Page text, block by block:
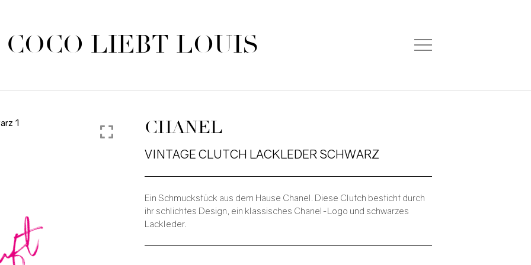
COCO LIEBT LOUIS
CHANEL
VINTAGE CLUTCH LACKLEDER SCHWARZ
Ein Schmuckstück aus dem Hause Chanel. Diese Clutch besticht durch
ihr schlichtes Design, ein klassisches Chanel-Logo und schwarzes
Lackleder.